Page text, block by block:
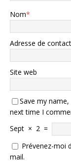
Nom*
Adresse de contact
Site web
Save my
next time I
Sept × 2 =
Prévenez-moi
mail.